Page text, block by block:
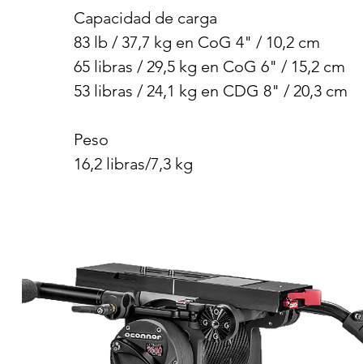
Capacidad de carga
83 lb / 37,7 kg en CoG 4" / 10,2 cm
65 libras / 29,5 kg en CoG 6" / 15,2 cm
53 libras / 24,1 kg en CDG 8" / 20,3 cm
Peso
16,2 libras/7,3 kg